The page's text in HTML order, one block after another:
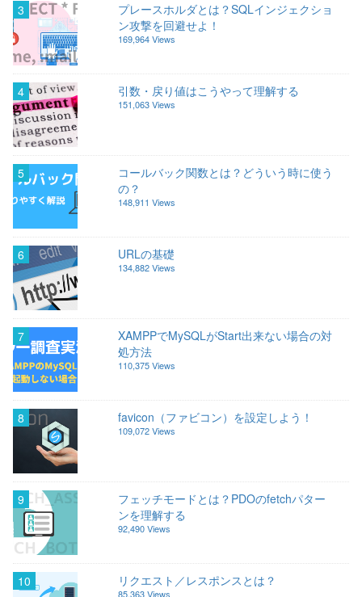
3
プレースホルダとは？SQLインジェクショ
ン攻撃を回避せよ！
169,964 Views
4 引数・戻り値はこうやって理解する
151,063 Views
5
コールバック関数とは？どういう時に使う
の？
148,911 Views
6 URLの基礎
134,882 Views
7
XAMPPでMySQLがStart出来ない場合の対
処方法
110,375 Views
8 favicon（ファビコン）を設定しよう！
109,072 Views
9
フェッチモードとは？PDOのfetchパター
ンを理解する
92,490 Views
10 リクエスト／レスポンスとは？
85,363 Views